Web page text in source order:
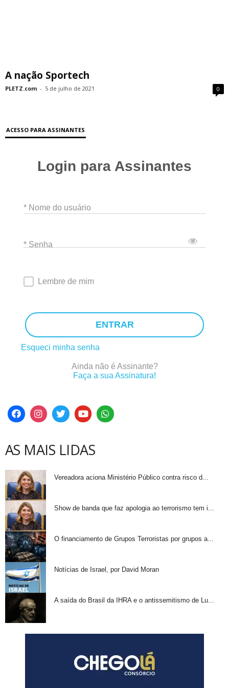
A nação Sportech
PLETZ.com - 5 de julho de 2021 0
ACESSO PARA ASSINANTES
Login para Assinantes
* Nome do usuário
* Senha
Lembre de mim
ENTRAR
Esqueci minha senha
Ainda não é Assinante?
Faça a sua Assinatura!
AS MAIS LIDAS
Vereadora aciona Ministério Público contra risco d...
Show de banda que faz apologia ao terrorismo tem i...
O financiamento de Grupos Terroristas por grupos a...
Notícias de Israel, por David Moran
A saída do Brasil da IHRA e o antissemitismo de Lu...